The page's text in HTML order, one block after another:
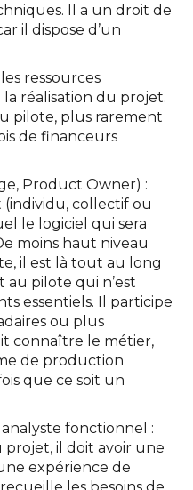
Il a un droit de
il dispose d’un
ressources
la réalisation du projet.
pilote, plus rarement
de financeurs
Product Owner) :
(individu, collectif ou
le logiciel qui sera
moins haut niveau
il est là tout au long
pilote qui n’est
essentiels. Il participe
ou plus
connaître le métier,
de production
que ce soit un
analyste fonctionnel :
il doit avoir une
expérience de